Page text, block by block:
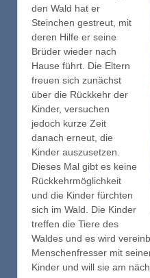
den Wald hat er
Steinchen gestreut, mit
deren Hilfe er seine
Brüder wieder nach
Hause führt. Die Eltern
freuen sich zunächst
über die Rückkehr der
Kinder, versuchen
jedoch kurze Zeit
danach erneut, die
Kinder auszusetzen.
Dieses Mal gibt es keine
Rückkehrmöglichkeit
und die Kinder fürchten
sich im Wald. Die Kinder
treffen die Tiere des
Waldes und es wird
Menschenfresser mit
Kinder und will sie am